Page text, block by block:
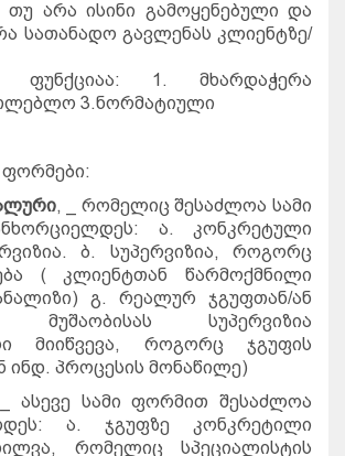
თუ არა ისინი გამოყენებული და
სათანადო გავლენას კლიენტზე/
ფუნქციაა: 1.
მხარდაჭერა
3.ნორმატიული
ფორმები:
, _ რომელიც შესაძლოა სამი
: ა.
კონკრეტული
. ბ. სუპერვიზია,
როგორც
( კლიენტთან
წარმოქმნილი
) გ. რეალურ ჯგუფთან/ან
მუშაობისას
სუპერვიზია
მიიწვევა, როგორც
ჯგუფის
ინდ. პროცესის მონაწილე)
ასევე სამი ფორმით
შესაძლოა
: ა. ჯგუფზე
კონკრეტილი
, რომელიც
სპეციალისტის